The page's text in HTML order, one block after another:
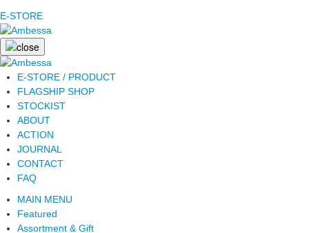
E-STORE
E-STORE / PRODUCT
FLAGSHIP SHOP
STOCKIST
ABOUT
ACTION
JOURNAL
CONTACT
FAQ
MAIN MENU
Featured
Assortment & Gift